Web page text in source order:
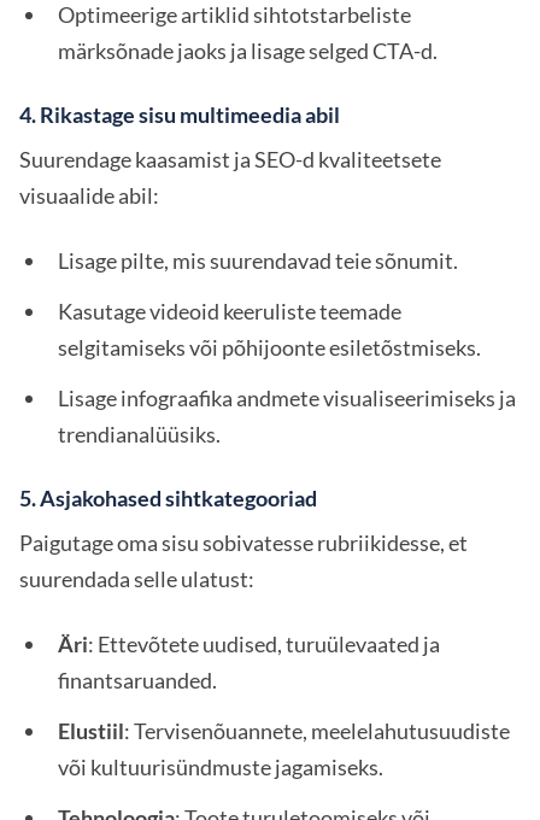
Optimeerige artiklid sihtotstarbeliste
märksõnade jaoks ja lisage selged CTA-d.
4. Rikastage sisu multimeedia abil
Suurendage kaasamist ja SEO-d kvaliteetsete
visuaalide abil:
Lisage pilte, mis suurendavad teie sõnumit.
Kasutage videoid keeruliste teemade
selgitamiseks või põhijoonte esiletõstmiseks.
Lisage infograafika andmete visualiseerimiseks ja
trendianalüüsiks.
5. Asjakohased sihtkategooriad
Paigutage oma sisu sobivatesse rubriikidesse, et
suurendada selle ulatust:
Äri: Ettevõtete uudised, turuülevaated ja
finantsaruanded.
Elustiil: Tervisenõuannete, meelelahutusuudiste
või kultuurisündmuste jagamiseks.